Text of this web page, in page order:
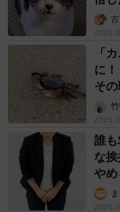
「
に
そ
竹
誰も
な
やめ